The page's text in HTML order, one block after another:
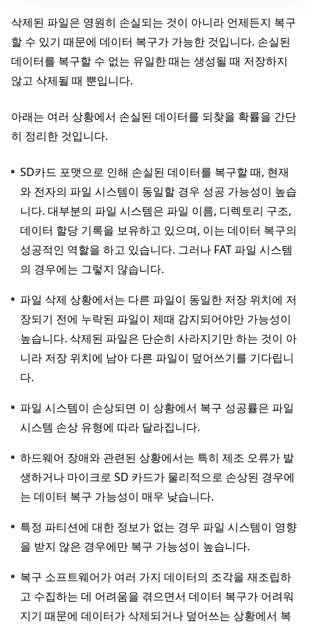
삭제된 파일은 영원히 손실되는 것이 아니라 언제든지 복구
할 수 있기 때문에 데이터 복구가 가능한 것입니다. 손실된
데이터를 복구할 수 없는 유일한 때는 생성될 때 저장하지
않고 삭제될 때 뿐입니다.
아래는 여러 상황에서 손실된 데이터를 되찾을 확률을 간단
히 정리한 것입니다.
SD카드 포맷으로 인해 손실된 데이터를 복구할 때, 현재
와 전자의 파일 시스템이 동일할 경우 성공 가능성이 높습
니다. 대부분의 파일 시스템은 파일 이름, 디렉토리 구조,
데이터 할당 기록을 보유하고 있으며, 이는 데이터 복구의
성공적인 역할을 하고 있습니다. 그러나 FAT 파일 시스템
의 경우에는 그렇지 않습니다.
파일 삭제 상황에서는 다른 파일이 동일한 저장 위치에 저
장되기 전에 누락된 파일이 제때 감지되어야만 가능성이
높습니다. 삭제된 파일은 단순히 사라지기만 하는 것이 아
니라 저장 위치에 남아 다른 파일이 덮어쓰기를 기다립니
다.
파일 시스템이 손상되면 이 상황에서 복구 성공률은 파일
시스템 손상 유형에 따라 달라집니다.
하드웨어 장애와 관련된 상황에서는 특히 제조 오류가 발
생하거나 마이크로 SD 카드가 물리적으로 손상된 경우에
는 데이터 복구 가능성이 매우 낮습니다.
특정 파티션에 대한 정보가 없는 경우 파일 시스템이 영향
을 받지 않은 경우에만 복구 가능성이 높습니다.
복구 소프트웨어가 여러 가지 데이터의 조각을 재조립하
고 수집하는 데 어려움을 겪으면서 데이터 복구가 어려워
지기 때문에 데이터가 삭제되거나 덮어쓰는 상황에서 복